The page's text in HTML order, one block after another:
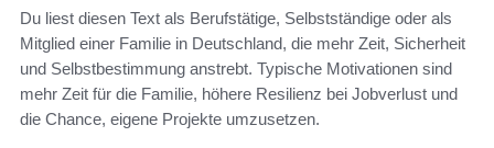
Du liest diesen Text als Berufstätige, Selbstständige oder als
Mitglied einer Familie in Deutschland, die mehr Zeit, Sicherheit
und Selbstbestimmung anstrebt. Typische Motivationen sind
mehr Zeit für die Familie, höhere Resilienz bei Jobverlust und
die Chance, eigene Projekte umzusetzen.